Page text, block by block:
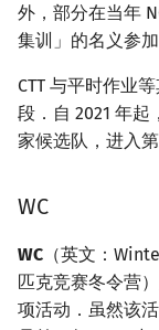
外，部分在当年
集训」的名义参加
CTT 与平时作业
段．自 2021 年
家候选队，进入
WC
WC （英文：
匹克竞赛冬令营
项活动．虽然该